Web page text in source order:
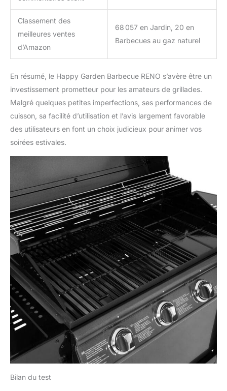
Classement des
meilleures ventes
d’Amazon
68 057 en Jardin, 20 en
Barbecues au gaz naturel
En résumé, le Happy Garden Barbecue RENO s’avère être un
investissement prometteur pour les amateurs de grillades.
Malgré quelques petites imperfections, ses performances de
cuisson, sa facilité d’utilisation et l’avis largement favorable
des utilisateurs en font un choix judicieux pour animer vos
soirées estivales.
Bilan du test